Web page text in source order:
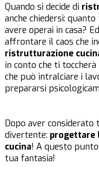
Quando si decide di
anche chiedersi:
avere operai in casa?
affrontare il caos che
ristrutturazione
in conto che ti
che può intralciare i
prepararsi
Dopo aver
divertente: progettare
cucina! A questo
tua fantasia!